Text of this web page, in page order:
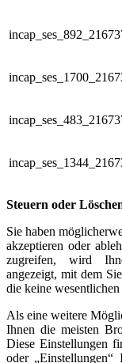
Steuern oder
Sie haben
akzeptieren oder
zugreifen, wird
angezeigt, mit dem
die keine
Als eine weitere
Ihnen die meisten
Diese Einstellungen
oder